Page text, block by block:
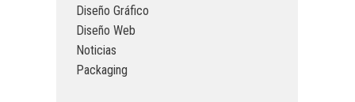
Diseño Gráfico
Diseño Web
Noticias
Packaging